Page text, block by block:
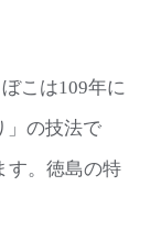
こは109年に
」の技法で
す。徳島の特